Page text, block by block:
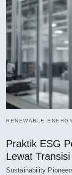
RENEWABLE
Praktik ESG
Lewat
Sustainability